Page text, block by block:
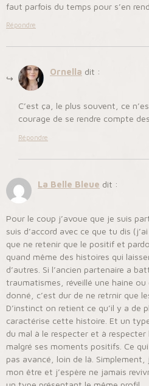
faut parfois du temps pour s’en
Répondre
Ornella dit :
C’est ça, le plus souvent, ce
courage de se rendre compte
Répondre
La Belle Bleue dit :
Pour le coup j’avoue que je suis
suis d’accord avec ce que tu dis
que ne retenir que le positif et
quand même des histoires qui
d’autres. Si l’ancien partenaire a
traumatismes, réveillé une haine
donné, c’est dur de ne retrnir que
D’instinct on retient ce qu’il y a de
caractérise cette histoire. Et un
du mal à le respecter et à respecter
malgré ses moments positifs. Ce
pas avancé, loin de là.
mon être et j’espère ne jamais